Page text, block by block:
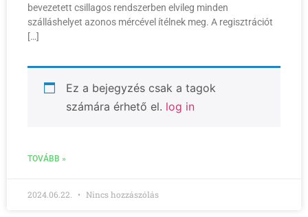
bevezetett csillagos rendszerben elvileg minden
szálláshelyet azonos mércével ítélnek meg. A regisztrációt
[…]
Ez a bejegyzés csak a tagok
számára érhető el. log in
TOVÁBB »
2024.06.22. Nincs hozzászólás